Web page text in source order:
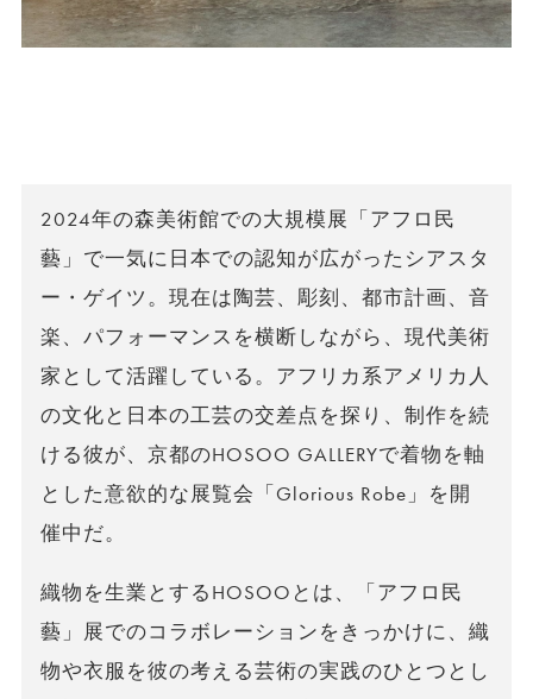
2024年の森美術館での大規模展「アフロ民
藝」で一気に日本での認知が広がったシアスタ
ー・ゲイツ。現在は陶芸、彫刻、都市計画、音
楽、パフォーマンスを横断しながら、現代美術
家として活躍している。アフリカ系アメリカ人
の文化と日本の工芸の交差点を探り、制作を続
ける彼が、京都のHOSOO GALLERYで着物を軸
とした意欲的な展覧会「Glorious Robe」を開
催中だ。
織物を生業とするHOSOOとは、「アフロ民
藝」展でのコラボレーションをきっかけに、織
物や衣服を彼の考える芸術の実践のひとつとし